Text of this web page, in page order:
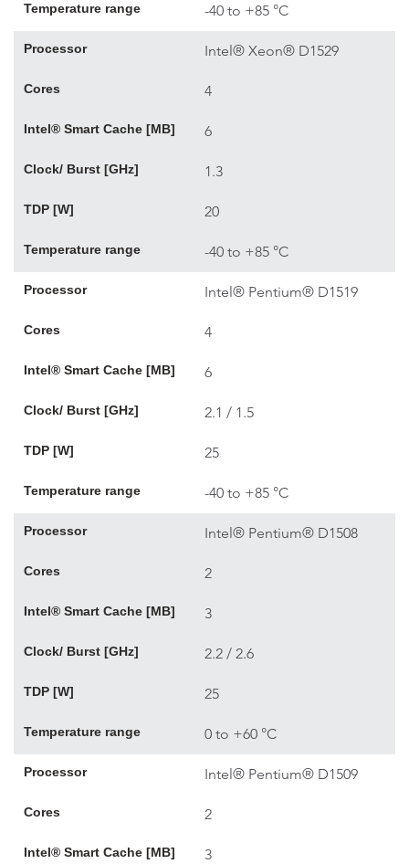
Temperature range -40 to +85 °C
Processor Intel® Xeon® D1529
Cores 4
Intel® Smart Cache [MB] 6
Clock/ Burst [GHz] 1.3
TDP [W] 20
Temperature range -40 to +85 °C
Processor Intel® Pentium® D1519
Cores 4
Intel® Smart Cache [MB] 6
Clock/ Burst [GHz] 2.1 / 1.5
TDP [W] 25
Temperature range -40 to +85 °C
Processor Intel® Pentium® D1508
Cores 2
Intel® Smart Cache [MB] 3
Clock/ Burst [GHz] 2.2 / 2.6
TDP [W] 25
Temperature range 0 to +60 °C
Processor Intel® Pentium® D1509
Cores 2
Intel® Smart Cache [MB] 3